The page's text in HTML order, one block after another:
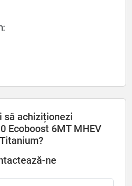
să achiziționezi
Ecoboost 6MT MHEV
Titanium?
ne